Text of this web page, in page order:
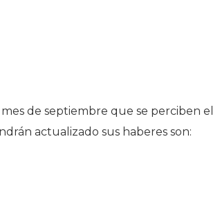
de septiembre que se perciben el
actualizado sus haberes son: